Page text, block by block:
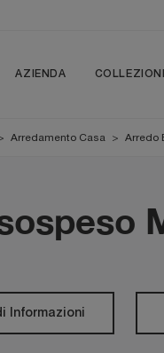
AZIENDA COLLEZIONI
Arredamento Casa > Arredo
Informazioni